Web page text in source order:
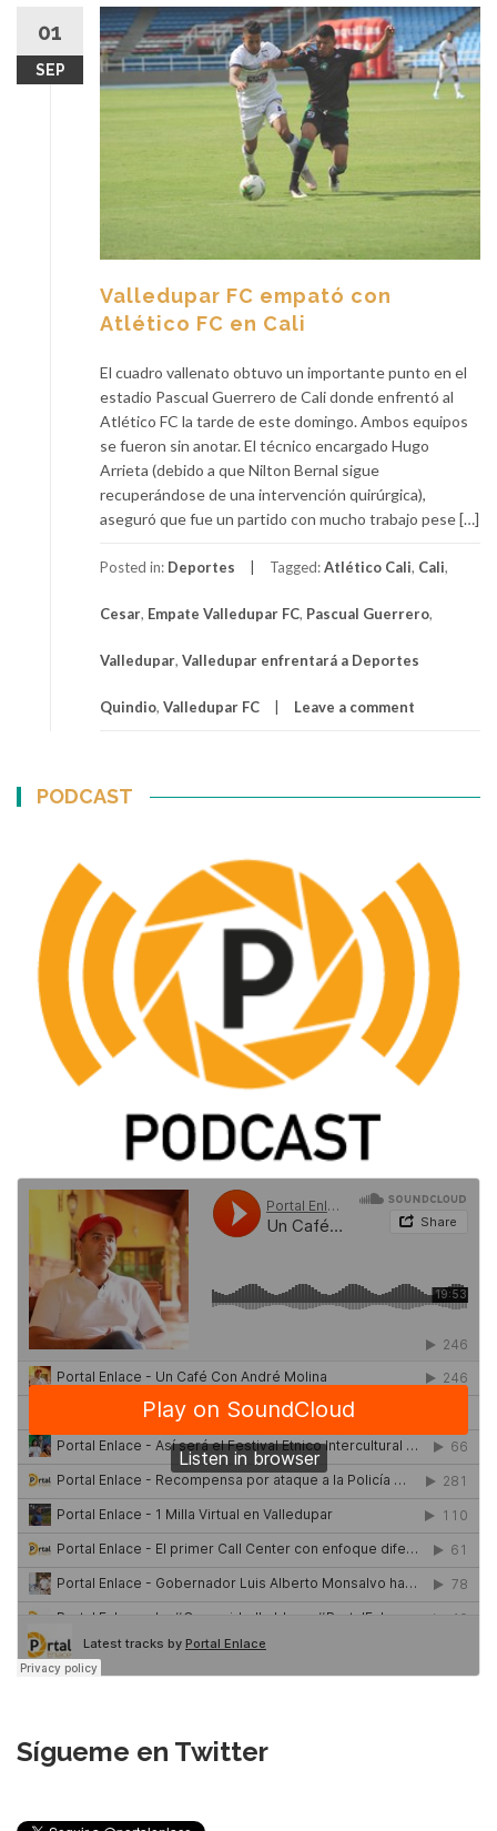
01
SEP
Valledupar FC empató con
Atlético FC en Cali
El cuadro vallenato obtuvo un importante punto en el
estadio Pascual Guerrero de Cali donde enfrentó al
Atlético FC la tarde de este domingo. Ambos equipos
se fueron sin anotar. El técnico encargado Hugo
Arrieta (debido a que Nilton Bernal sigue
recuperándose de una intervención quirúrgica),
aseguró que fue un partido con mucho trabajo pese […]
Posted in: Deportes Tagged:Atlético Cali, Cali,
Cesar, Empate Valledupar FC, Pascual Guerrero,
Valledupar, Valledupar enfrentará a Deportes
Quindio, Valledupar FC Leave a comment
PODCAST
Sígueme en Twitter